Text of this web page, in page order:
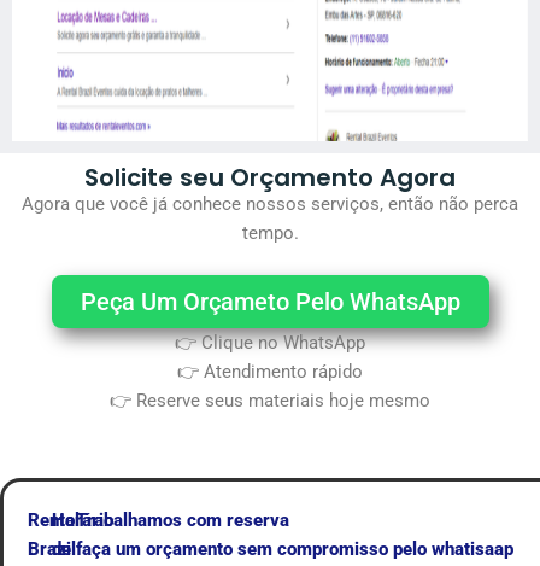
Solicite seu Orçamento Agora
Agora que você já conhece nossos serviços, então não perca
tempo.
Peça Um Orçameto Pelo WhatsApp
👉 Clique no WhatsApp
👉 Atendimento rápido
👉 Reserve seus materiais hoje mesmo
Rental
Brazil
Horário
de
Trabalhamos com reserva
faça um orçamento sem compromisso pelo whatisaap